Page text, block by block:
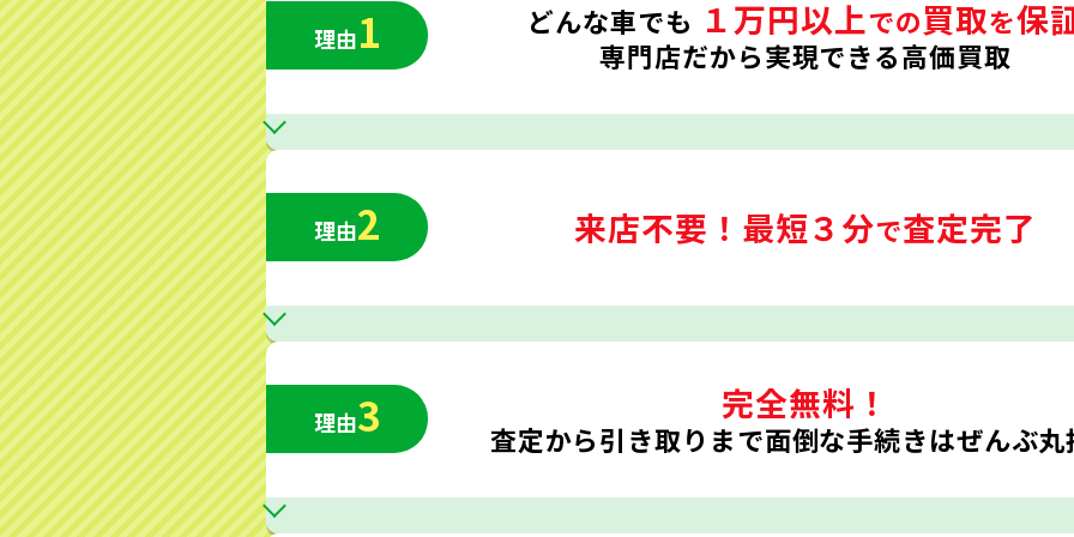
理由1 どんな車でも １万円以上での買取を保
専門店だから実現できる高価買取
理由2 来店不要！ 最短３分で査定完了
理由3 完全無料！
査定から引き取りまで面倒な手続きはぜんぶ